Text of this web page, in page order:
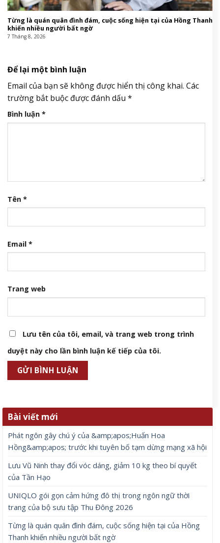
Từng là quán quân đình đám, cuộc sống hiện tại của Hồng Thanh
khiến nhiều người bất ngờ
7 Tháng 8, 2026
Để lại một bình luận
Email của bạn sẽ không được hiển thị công khai. Các
trường bắt buộc được đánh dấu *
Bình luận *
Tên *
Email *
Trang web
Lưu tên của tôi, email, và trang web trong trình
duyệt này cho lần bình luận kế tiếp của tôi.
Bài viết mới
Phát ngôn gây chú ý của &amp;apos;Huấn Hoa
Hồng&amp;apos; trước khi tuyên bố tạm dừng mạng xã hội
Lưu Vũ Ninh thay đổi vóc dáng, giảm 10 kg theo bí quyết
của Tần Hạo
UNIQLO gói gọn cảm hứng đô thị trong ngôn ngữ thời
trang của bộ sưu tập Thu Đông 2026
Từng là quán quân đình đám, cuộc sống hiện tại của Hồng
Thanh khiến nhiều người bất ngờ